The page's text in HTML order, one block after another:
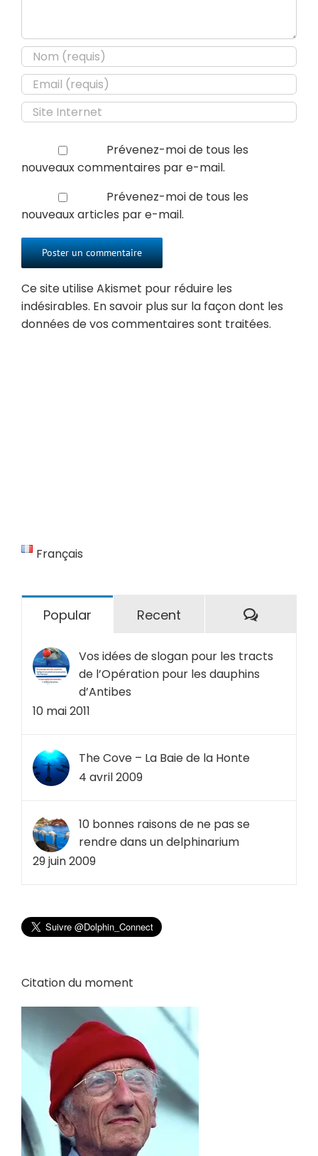
Prévenez-moi de tous les
nouveaux commentaires par e-mail.
Prévenez-moi de tous les
nouveaux articles par e-mail.
Ce site utilise Akismet pour réduire les
indésirables. En savoir plus sur la façon dont les
données de vos commentaires sont traitées.
Français
Popular Recent
Vos idées de slogan pour les tracts
de l’Opération pour les dauphins
d’Antibes
10 mai 2011
The Cove – La Baie de la Honte
4 avril 2009
10 bonnes raisons de ne pas se
rendre dans un delphinarium
29 juin 2009
Citation du moment